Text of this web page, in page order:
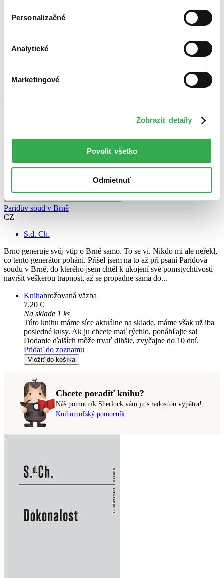
Personalizačné
Analytické
Marketingové
Zobraziť detaily
Povoliť všetko
Odmietnuť
Paridův soud v Brně
CZ
S.d. Ch.
Brno generuje svůj vtip o Brně samo. To se ví. Nikdo mi ale neřekl,
co tento generátor pohání. Přišel jsem na to až při psaní Paridova
soudu v Brně, do kterého jsem chtěl k ukojení své pomstychtivosti
navršit veškerou trapnost, až se propadne sama do...
Knihabrožovaná väzba
7,20 €
Na sklade 1 ks
Túto knihu máme síce aktuálne na sklade, máme však už iba
posledné kusy. Ak ju chcete mať rýchlo, ponáhľajte sa!
Dodanie ďalších môže trvať dlhšie, zvyčajne do 10 dní.
Pridať do zoznamu
Vložiť do košíka
Chcete poradiť knihu?
Náš pomocník Sherlock vám ju s radosťou vypátra!
Knihomoľský pomocník